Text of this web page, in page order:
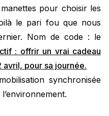
pour choisir les
le pari fou que nous
Nom de code : le
: offrir un vrai cadeau
pour sa journée.
synchronisée